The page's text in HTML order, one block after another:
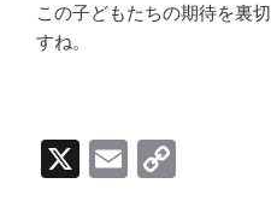
この子どもたちの期待を裏
すね。
X
E